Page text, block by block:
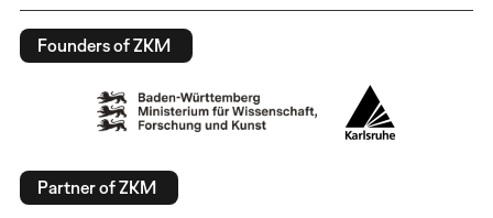
Founders of ZKM
Partner of ZKM